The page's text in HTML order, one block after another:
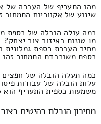
מהו התעריף של העברה של
שינוע של אקווריום התמחור זהו 550 ועד 230 שקלים
כמה עולה הובלה של כספת
מ1 טונות באיזור צור יצחק?
מחיר העברת כספת גמלונית
כספת משוכבדת התמחור זהו 410 ולכל היותר 180 ₪.
כמה תעלה הובלה של חפצים
עלות הובלה של עבודות
משמעות כספית התעריף הוא 390 ועד 180 ש"ח.
מחירון הובלת רהיטים